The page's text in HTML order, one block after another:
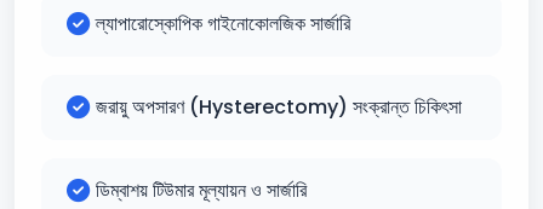
ল্যাপারোস্কোপিক গাইনোকোলজিক সার্জারি
জরায়ু অপসারণ (Hysterectomy) সংক্রান্ত চিকিৎসা
ডিম্বাশয় টিউমার মূল্যায়ন ও সার্জারি